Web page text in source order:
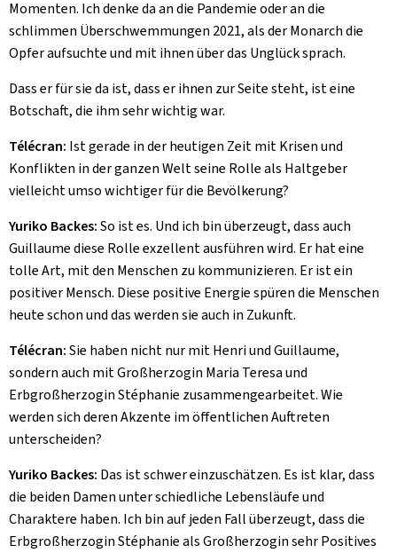
Momenten. Ich denke da an die Pandemie oder an die
schlimmen Überschwemmungen 2021, als der Monarch die
Opfer aufsuchte und mit ihnen über das Unglück sprach.
Dass er für sie da ist, dass er ihnen zur Seite steht, ist eine
Botschaft, die ihm sehr wichtig war.
Télécran: Ist gerade in der heutigen Zeit mit Krisen und
Konflikten in der ganzen Welt seine Rolle als Haltgeber
vielleicht umso wichtiger für die Bevölkerung?
Yuriko Backes:So ist es. Und ich bin überzeugt, dass auch
Guillaume diese Rolle exzellent ausführen wird. Er hat eine
tolle Art, mit den Menschen zu kommunizieren. Er ist ein
positiver Mensch. Diese positive Energie spüren die Menschen
heute schon und das werden sie auch in Zukunft.
Télécran:Sie haben nicht nur mit Henri und Guillaume,
sondern auch mit Großherzogin Maria Teresa und
Erbgroßherzogin Stéphanie zusammengearbeitet. Wie
werden sich deren Akzente im öffentlichen Auftreten
unterscheiden?
Yuriko Backes: Das ist schwer einzuschätzen. Es ist klar, dass
die beiden Damen unter schiedliche Lebensläufe und
Charaktere haben. Ich bin auf jeden Fall überzeugt, dass die
Erbgroßherzogin Stéphanie als Großherzogin sehr Positives